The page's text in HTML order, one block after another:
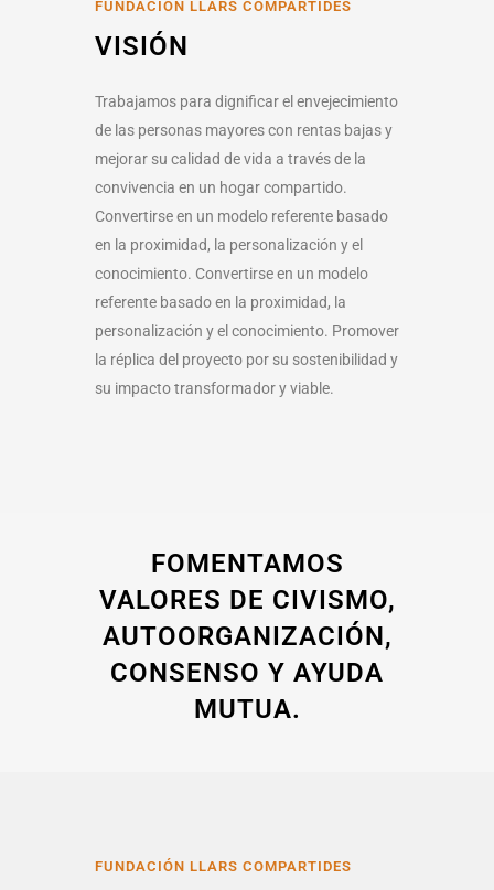
FUNDACIÓN LLARS COMPARTIDES
VISIÓN
Trabajamos para dignificar el envejecimiento
de las personas mayores con rentas bajas y
mejorar su calidad de vida a través de la
convivencia en un hogar compartido.
Convertirse en un modelo referente basado
en la proximidad, la personalización y el
conocimiento. Convertirse en un modelo
referente basado en la proximidad, la
personalización y el conocimiento. Promover
la réplica del proyecto por su sostenibilidad y
su impacto transformador y viable.
FOMENTAMOS
VALORES DE CIVISMO,
AUTOORGANIZACIÓN,
CONSENSO Y AYUDA
MUTUA.
FUNDACIÓN LLARS COMPARTIDES